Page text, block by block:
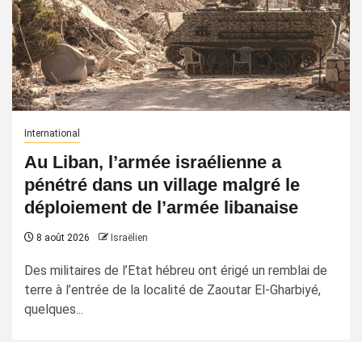
International
Au Liban, l’armée israélienne a
pénétré dans un village malgré le
déploiement de l’armée libanaise
8 août 2026 Israëlien
Des militaires de l’Etat hébreu ont érigé un remblai de
terre à l’entrée de la localité de Zaoutar El-Gharbiyé,
quelques...